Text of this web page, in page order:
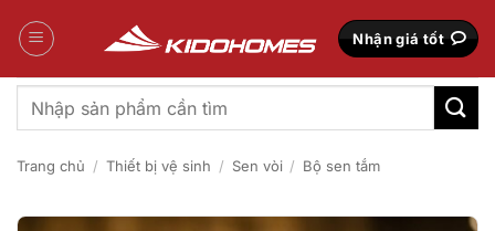
qua
Nhận giá tốt
Tìm
kiếm:
Trang chủ / Thiết bị vệ sinh / Sen vòi / Bộ sen tắm